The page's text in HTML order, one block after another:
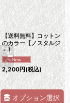
【送料無料】コットン
のカラー【ノスタルジ
ー】
2,200円(税込)
オプション選択